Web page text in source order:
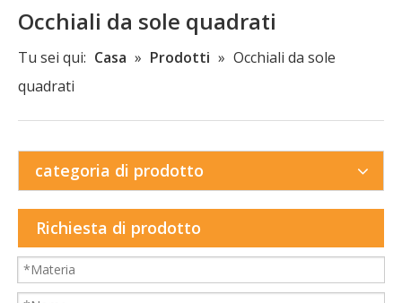
Occhiali da sole
Cornici per bambini
Nuovi arrivi
Accessorio
Contattaci
Occhiali da sole quadrati
Tu sei qui: Casa » Prodotti » Occhiali da sole
quadrati
categoria di prodotto
Richiesta di prodotto